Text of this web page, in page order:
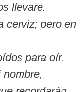
llevaré.
cerviz; pero en
para oír,
nombre,